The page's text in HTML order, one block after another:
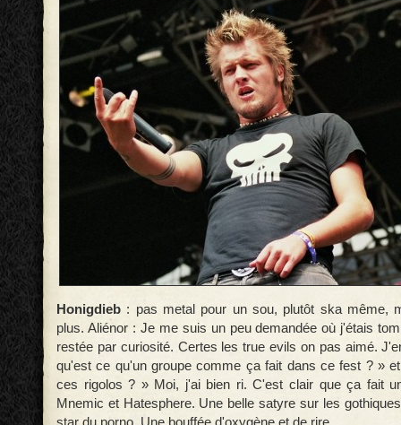
Honigdieb : pas metal pour un sou, plutôt ska même,
plus. Aliénor : Je me suis un peu demandée où j'étais
restée par curiosité. Certes les true evils on pas aimé.
qu'est ce qu'un groupe comme ça fait dans ce fest ? »
ces rigolos ? » Moi, j'ai bien ri. C'est clair que ça fait
Mnemic et Hatesphere. Une belle satyre sur les
star du porno. Une bouffée d'oxygène et de rire